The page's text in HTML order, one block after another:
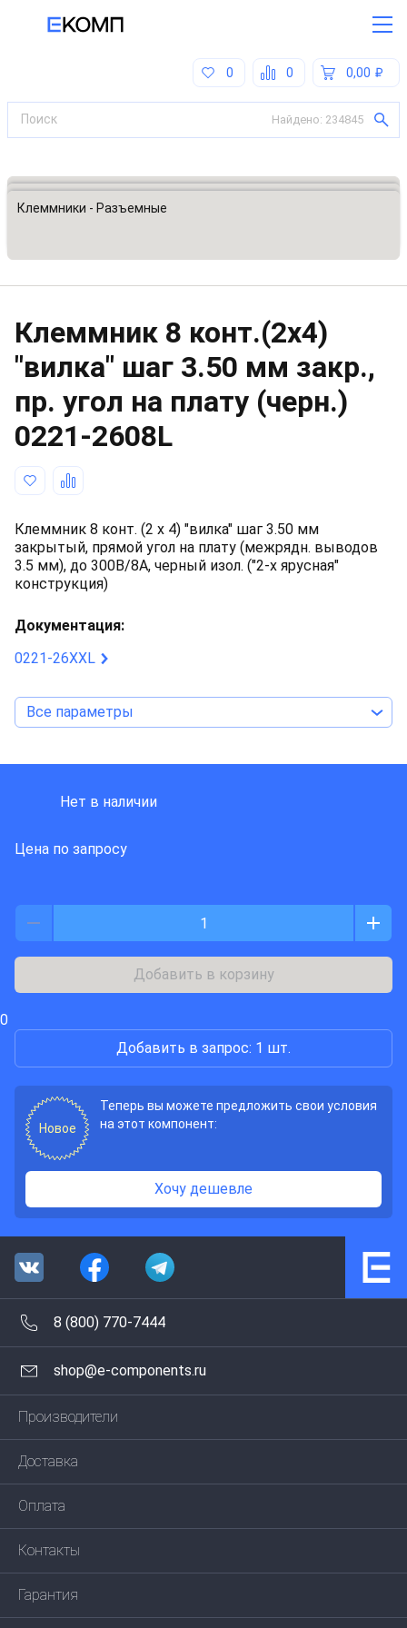
0,00
0
0
Найдено: 234845
Все категории
Разъемы, соединители
Клеммники - Разъемные
Клеммник 8 конт.(2x4)
"вилка" шаг 3.50 мм закр.,
пр. угол на плату (черн.)
0221-2608L
Клеммник 8 конт. (2 x 4) "вилка" шаг 3.50 мм
закрытый, прямой угол на плату (межрядн. выводов
3.5 мм), до 300В/8А, черный изол. ("2-х ярусная"
конструкция)
Документация:
0221-26XXL
Все параметры
DINKLE INTERNATIONAL
Нет в наличии
Цена по запросу
Добавить в корзину
0
Добавить в запрос: 1 шт.
Новое
Теперь вы можете предложить свои условия
на этот компонент:
Хочу дешевле
8 (800) 770-7444
shop@e-components.ru
Производители
Доставка
Оплата
Контакты
Гарантия